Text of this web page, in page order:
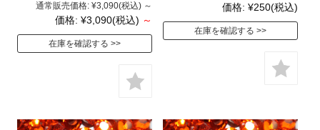
通常販売価格: ¥3,090(税込) ～
価格: ¥3,090(税込) ～
在庫を確認する
価格: ¥250(税込)
在庫を確認する